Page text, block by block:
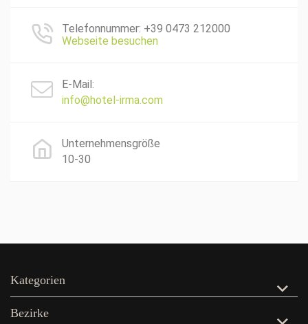
Telefonnummer: +39 0473 212000
Webseite besuchen
E-Mail:
info@hotel-irma.com
Unternehmensgröße
10-30
Kategorien
Bezirke